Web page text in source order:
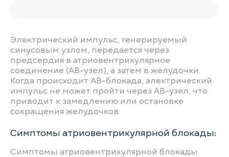
Электрический импульс, генерируемый
синусовым узлом, передается через
предсердия в атриовентрикулярное
соединение (АВ-узел), а затем в желудочки.
Когда происходит АВ-блокада, электрический
импульс не может пройти через АВ-узел, что
приводит к замедлению или остановке
сокращения желудочков.
Симптомы атриовентрикулярной блокады:
Симптомы атриовентрикулярной блокады